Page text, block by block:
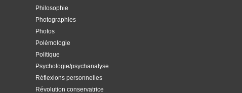
Philosophie
Photographies
Photos
Polémologie
Politique
Psychologie/psychanalyse
Réflexions personnelles
Révolution conservatrice